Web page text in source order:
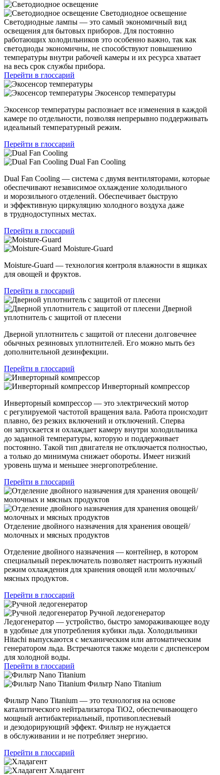
Светодиодное освещение
Светодиодные лампы — это самый экономичный вид
освещения для бытовых приборов. Для постоянно
работающих холодильников это особенно важно, так как
светодиоды экономичны, не способствуют повышению
температуры внутри рабочей камеры и их ресурса хватает
на весь срок службы прибора.
Перейти в глоссарий
Экосенсор температуры
Экосенсор температуры распознает все изменения в каждой
камере по отдельности, позволяя непрерывно поддерживать
идеальный температурный режим.
Перейти в глоссарий
Dual Fan Cooling
Dual Fan Cooling — система с двумя вентиляторами, которые
обеспечивают независимое охлаждение холодильного
и морозильного отделений. Обеспечивает быструю
и эффективную циркуляцию холодного воздуха даже
в труднодоступных местах.
Перейти в глоссарий
Moisture-Guard
Moisture-Guard — технология контроля влажности в ящиках
для овощей и фруктов.
Перейти в глоссарий
Дверной
уплотнитель с защитой от плесени
Дверной уплотнитель с защитой от плесени долговечнее
обычных резиновых уплотнителей. Его можно мыть без
дополнительной дезинфекции.
Перейти в глоссарий
Инверторный компрессор
Инверторный компрессор — это электрический мотор
с регулируемой частотой вращения вала. Работа происходит
плавно, без резких включений и отключений. Сперва
он запускается и охлаждает камеру внутри холодильника
до заданной температуры, которую и поддерживает
постоянно. Такой тип двигателя не отключается полностью,
а только до минимума снижает обороты. Имеет низкий
уровень шума и меньшее энергопотребление.
Перейти в глоссарий
Отделение двойного назначения для хранения овощей/
молочных и мясных продуктов
Отделение двойного назначения — контейнер, в котором
специальный переключатель позволяет настроить нужный
режим охлаждения для хранения овощей или молочных/
мясных продуктов.
Перейти в глоссарий
Ручной ледогенератор
Ледогенератор — устройство, быстро замораживающее воду
в удобные для употребления кубики льда. Холодильники
Hitachi выпускаются с механическим или автоматическим
генератором льда. Встречаются также модели с диспенсером
для холодной воды.
Перейти в глоссарий
Фильтр Nano Titanium
Фильтр Nano Titanium — это технология на основе
каталитического нейтрализатора TiO2, обеспечивающего
мощный антибактериальный, противоплесневый
и дезодорирующий эффект. Фильтр не нуждается
в обслуживании и не потребляет энергию.
Перейти в глоссарий
Хладагент